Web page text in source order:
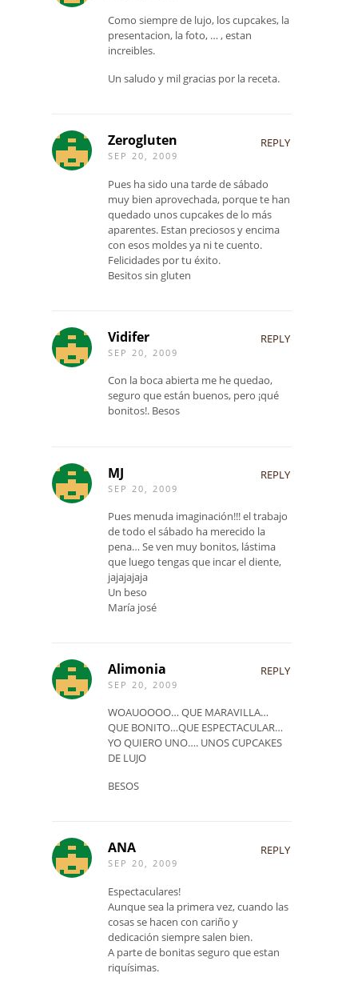
Como siempre de lujo, los cupcakes, la
presentacion, la foto, … , estan
increibles.
Un saludo y mil gracias por la receta.
Zerogluten
SEP 20, 2009
REPLY
Pues ha sido una tarde de sábado
muy bien aprovechada, porque te han
quedado unos cupcakes de lo más
aparentes. Estan preciosos y encima
con esos moldes ya ni te cuento.
Felicidades por tu éxito.
Besitos sin gluten
Vidifer
SEP 20, 2009
REPLY
Con la boca abierta me he quedao,
seguro que están buenos, pero ¡qué
bonitos!. Besos
MJ
SEP 20, 2009
REPLY
Pues menuda imaginación!!! el trabajo
de todo el sábado ha merecido la
pena… Se ven muy bonitos, lástima
que luego tengas que incar el diente,
jajajajaja
Un beso
María josé
Alimonia
SEP 20, 2009
REPLY
WOAUOOOO… QUE MARAVILLA…
QUE BONITO…QUE ESPECTACULAR…
YO QUIERO UNO…. UNOS CUPCAKES
DE LUJO
BESOS
ANA
SEP 20, 2009
REPLY
Espectaculares!
Aunque sea la primera vez, cuando las
cosas se hacen con cariño y
dedicación siempre salen bien.
A parte de bonitas seguro que estan
riquísimas.